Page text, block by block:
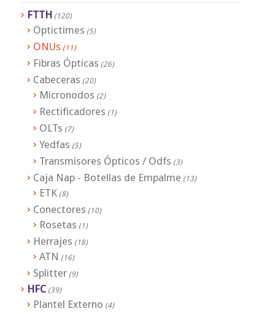
FTTH (120)
Optictimes (5)
ONUs (11)
Fibras Ópticas (26)
Cabeceras (20)
Micronodos (2)
Rectificadores (1)
OLTs (7)
Yedfas (5)
Transmisores Ópticos / Odfs (3)
Caja Nap - Botellas de Empalme (13)
ETK (8)
Conectores (10)
Rosetas (1)
Herrajes (18)
ATN (16)
Splitter (9)
HFC (39)
Plantel Externo (4)